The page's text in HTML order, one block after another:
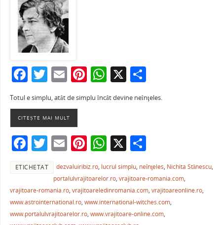
F
a
c
e
b
o
o
k
T
w
itt
er
E
m
ai
l
Pi
nt
er
st
W
h
at
A
p
p
X P
ar
ta
a
ză
Totul e simplu, atât de simplu încât devine neînţeles.
CITEȘTE MAI MULT
F
c
e
b
T
w
itt
er
E
m
ai
l
Pi
nt
er
e
st
W
h
at
s
A
X P
ar
ta
je
a
ETICHETAT dezvaluiribiz.ro, lucrul simplu, neînţeles, Nichita Stănescu,
portalulvrajitoarelor.ro,vrajitoare-romania.com,
vrajitoare-romania.ro, vrajitoareledinromania.com, vrajitoareonline.ro,
www.astrointernational.ro, www.international-witches.com,
www.portalulvrajitoarelor.ro, www.vrajitoare-online.com,